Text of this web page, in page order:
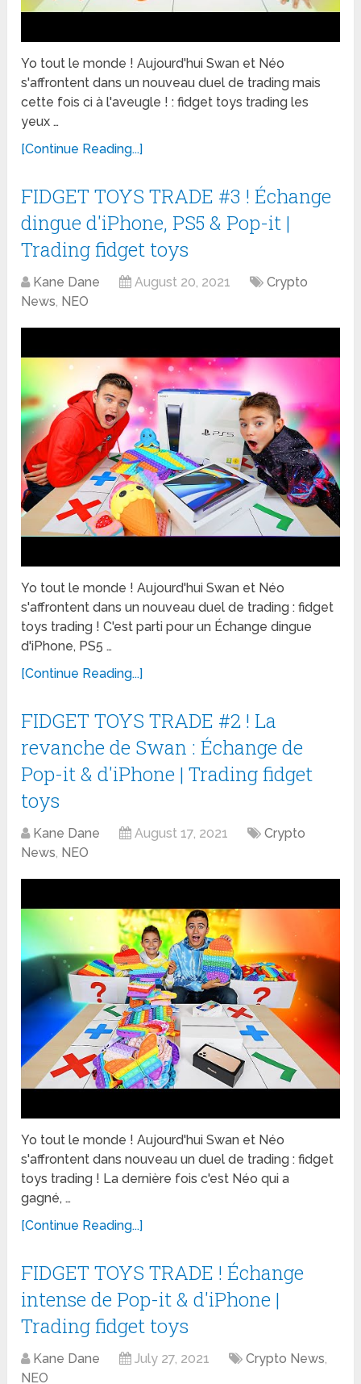
Yo tout le monde ! Aujourd'hui Swan et Néo
s'affrontent dans un nouveau duel de trading mais
cette fois ci à l'aveugle ! : fidget toys trading les
yeux …
[Continue Reading...]
FIDGET TOYS TRADE #3 ! Échange
dingue d'iPhone, PS5 & Pop-it |
Trading fidget toys
Kane Dane August 20, 2021
Crypto
News, NEO
Yo tout le monde ! Aujourd'hui Swan et Néo
s'affrontent dans un nouveau duel de trading : fidget
toys trading ! C'est parti pour un Échange dingue
d'iPhone, PS5 …
[Continue Reading...]
FIDGET TOYS TRADE #2 ! La
revanche de Swan : Échange de
Pop-it & d'iPhone | Trading fidget
toys
Kane Dane August 17, 2021
Crypto
News, NEO
Yo tout le monde ! Aujourd'hui Swan et Néo
s'affrontent dans nouveau un duel de trading : fidget
toys trading ! La dernière fois c'est Néo qui a
gagné, …
[Continue Reading...]
FIDGET TOYS TRADE ! Échange
intense de Pop-it & d'iPhone |
Trading fidget toys
Kane Dane July 27, 2021 Crypto News,
NEO